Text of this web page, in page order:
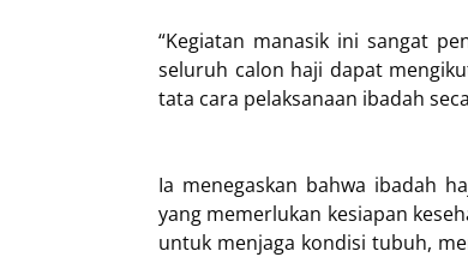
“Kegiatan manasik ini sangat
seluruh calon haji dapat
tata cara pelaksanaan ibadah
Ia menegaskan bahwa ibadah
yang memerlukan kesiapan
untuk menjaga kondisi tubuh,